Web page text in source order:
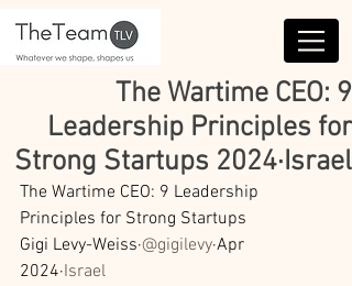
The Wartime CEO: 9
Leadership Principles for
Strong Startups 2024·Israel
The Wartime CEO: 9 Leadership
Principles for Strong Startups
Gigi Levy-Weiss·@gigilevy·Apr
2024·Israel